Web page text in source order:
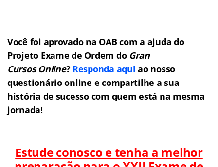
Você foi aprovado na OAB com a ajuda do
Projeto Exame de Ordem do Gran
Cursos Online? Responda aqui ao nosso
questionário online e compartilhe a sua
história de sucesso com quem está na mesma
jornada!
Estude conosco e tenha a melhor